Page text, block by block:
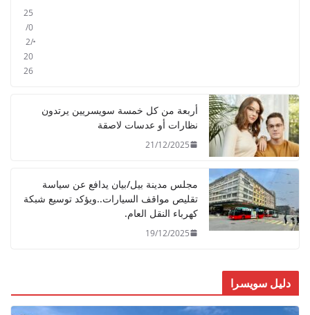
25
/0
2/
20
26
أربعة من كل خمسة سويسريين يرتدون
نظارات أو عدسات لاصقة
21/12/2025
مجلس مدينة بيل/بيان يدافع عن سياسة
تقليص مواقف السيارات..ويؤكد توسيع شبكة
كهرباء النقل العام.
19/12/2025
دليل سويسرا